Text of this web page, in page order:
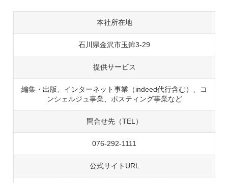
本社所在地
石川県金沢市玉鉾3-29
提供サービス
編集・出版、インターネット事業（indeed代行含む）、コ
ンシェルジュ事業、ポスティング事業など
問合せ先（TEL）
076-292-1111
公式サイトURL